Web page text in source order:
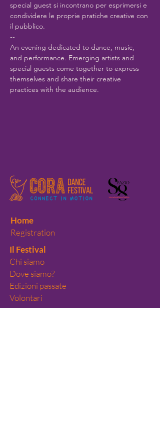
special guest si incontrano per esprimersi e
condividere le proprie pratiche creative con
il pubblico.
--
An evening dedicated to dance, music,
and performance. Emerging artists and
special guests come together to express
themselves and share their creative
practices with the audience.
Home
Registration
Il Festival
Chi siamo
Dove siamo?
Edizioni passate
Volontari